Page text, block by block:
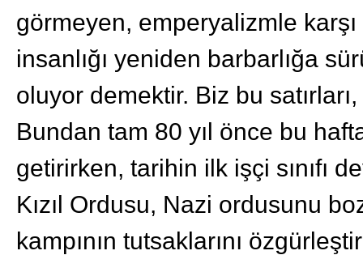
görmeyen, emperyalizmle
insanlığı yeniden barbarlığa
oluyor demektir. Biz bu
Bundan tam 80 yıl önce bu
getirirken, tarihin ilk işçi sınıfı
Kızıl Ordusu, Nazi ordusunu
kampının tutsaklarını